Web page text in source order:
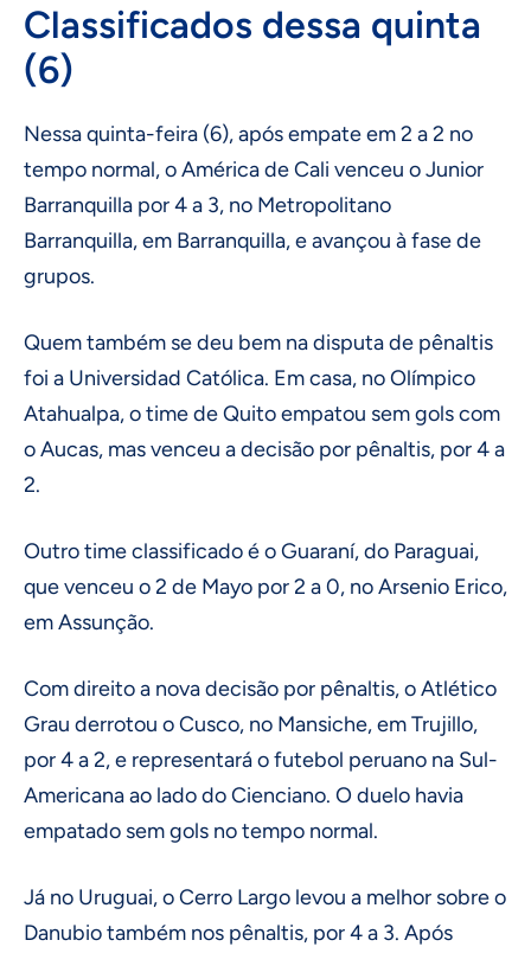
Classificados dessa quinta
(6)
Nessa quinta-feira (6), após empate em 2 a 2 no
tempo normal, o América de Cali venceu o Junior
Barranquilla por 4 a 3, no Metropolitano
Barranquilla, em Barranquilla, e avançou à fase de
grupos.
Quem também se deu bem na disputa de pênaltis
foi a Universidad Católica. Em casa, no Olímpico
Atahualpa, o time de Quito empatou sem gols com
o Aucas, mas venceu a decisão por pênaltis, por 4 a
2.
Outro time classificado é o Guaraní, do Paraguai,
que venceu o 2 de Mayo por 2 a 0, no Arsenio Erico,
em Assunção.
Com direito a nova decisão por pênaltis, o Atlético
Grau derrotou o Cusco, no Mansiche, em Trujillo,
por 4 a 2, e representará o futebol peruano na Sul-
Americana ao lado do Cienciano. O duelo havia
empatado sem gols no tempo normal.
Já no Uruguai, o Cerro Largo levou a melhor sobre o
Danubio também nos pênaltis, por 4 a 3. Após